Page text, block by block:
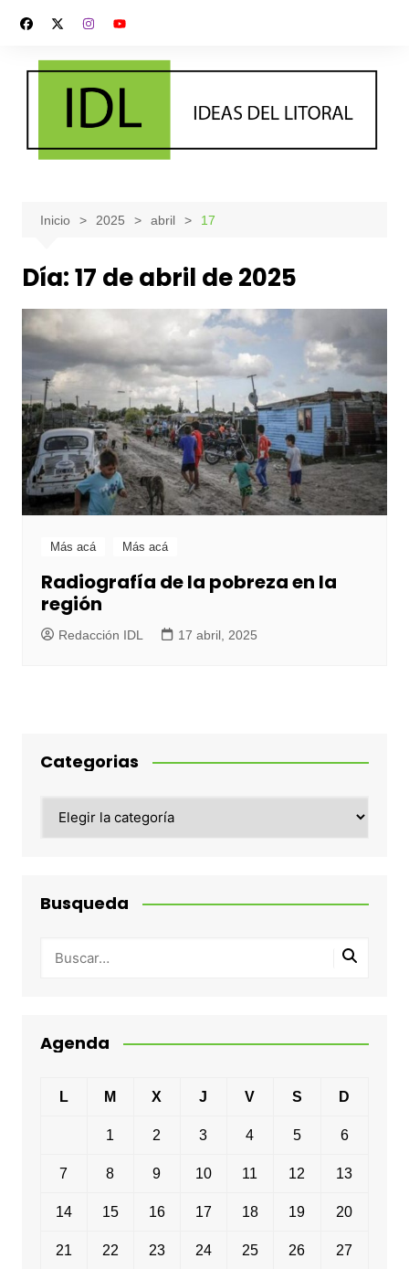
contenido
Inicio 2025 abril 17
Día:17 de abril de 2025
Más acá Más acá
Radiografía de la pobreza en la
región
Redacción IDL 17 abril, 2025
Categorias
Busqueda
Agenda
L M X J V S D
1 2 3 4 5 6
7 8 9 10 11 12 13
14 15 16 17 18 19 20
21 22 23 24 25 26 27